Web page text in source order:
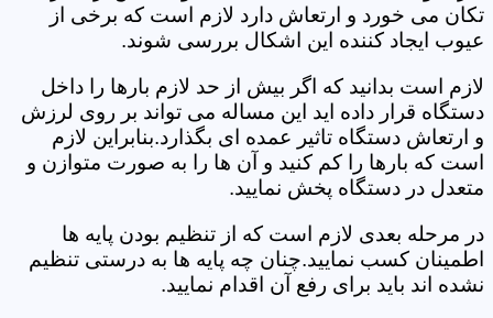
تکان می خورد و ارتعاش دارد لازم است که برخی از
عیوب ایجاد کننده این اشکال بررسی شوند.
لازم است بدانید که اگر بیش از حد لازم بارها را داخل
دستگاه قرار داده اید این مساله می تواند بر روی لرزش
و ارتعاش دستگاه تاثیر عمده ای بگذارد.بنابراین لازم
است که بارها را کم کنید و آن ها را به صورت متوازن و
متعدل در دستگاه پخش نمایید.
در مرحله بعدی لازم است که از تنظیم بودن پایه ها
اطمینان کسب نمایید.چنان چه پایه ها به درستی تنظیم
نشده اند باید برای رفع آن اقدام نمایید.